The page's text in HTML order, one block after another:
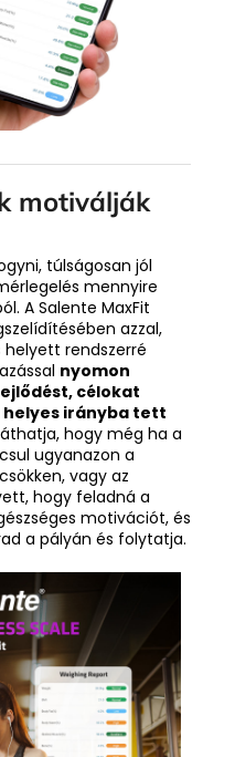
motiválják
túlságosan jól
mennyire
A Salente MaxFit
azzal,
rendszerré
nyomon
célokat
helyes irányba tett
hogy még ha a
ugyanazon a
vagy az
hogy feladná a
motivációt, és
a pályán és folytatja.